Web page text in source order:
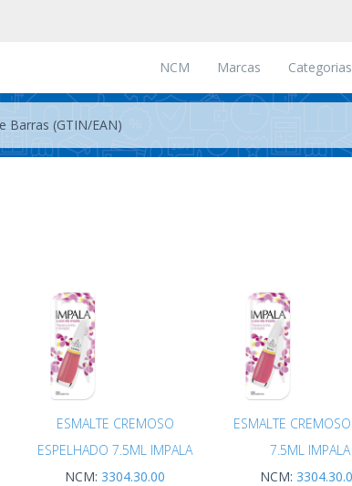
NCM Marcas Categorias
ESMALTE CREMOSO
ESPELHADO 7.5ML IMPALA
NCM: 3304.30.00
ESMALTE
7.5ML IMPALA
NCM: